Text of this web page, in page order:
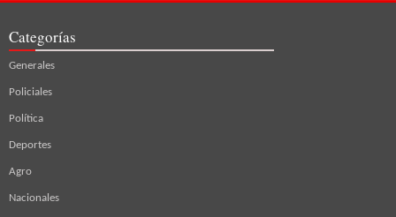
Categorías
Generales
Policiales
Política
Deportes
Agro
Nacionales